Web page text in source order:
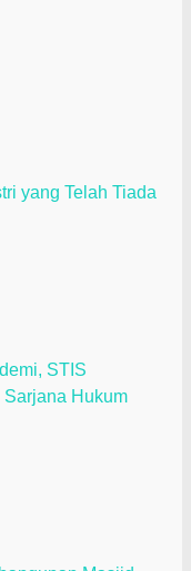
yang Telah Tiada
STIS
Hukum